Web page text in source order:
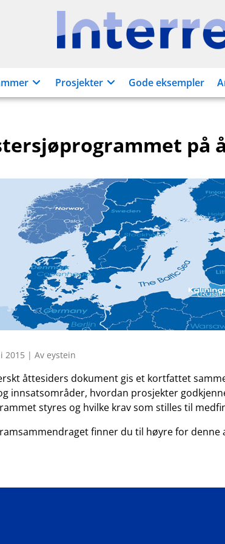
Prosjekter Gode eksempler
på
2015 | Av eystein
åttesiders dokument gis et kortfattet
innsatsområder, hvordan prosjekter
styres og hvilke krav som stilles til
finner du til høyre for denne